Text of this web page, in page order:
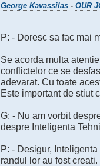
George Kavassilas- OUR
P: - Doresc sa fac mai
Se acorda multa
conflictelor ce se
adevarat. Cu toate
Este important de stiut
G: - Nu am vorbit
despre Inteligenta
P: - Desigur, Inteligenta
randul lor au fost